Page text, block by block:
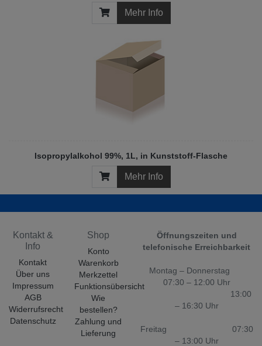
Mehr Info
Isopropylalkohol 99%, 1L, in Kunststoff-Flasche
Mehr Info
Kontakt &
Info
Kontakt
Über uns
Impressum
AGB
Widerrufsrecht
Datenschutz
Shop
Konto
Warenkorb
Merkzettel
Funktionsübersicht
Wie
bestellen?
Zahlung und
Lieferung
Öffnungszeiten und
telefonische Erreichbarkeit
Montag – Donnerstag
07:30 – 12:00 Uhr
13:00
– 16:30 Uhr
Freitag 07:30
– 13:00 Uhr